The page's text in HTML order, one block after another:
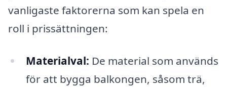
vanligaste faktorerna som kan spela en
roll i prissättningen:
Materialval: De material som används
för att bygga balkongen, såsom trä,